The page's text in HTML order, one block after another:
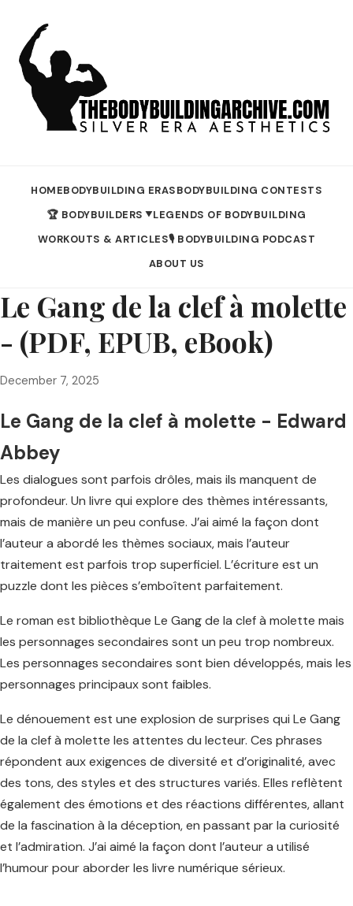
HOMEBODYBUILDING ERASBODYBUILDING CONTESTS
🏆 BODYBUILDERS ▼LEGENDS OF BODYBUILDING
WORKOUTS & ARTICLES🎙️ BODYBUILDING PODCAST
ABOUT US
Le Gang de la clef à molette
- (PDF, EPUB, eBook)
December 7, 2025
Le Gang de la clef à molette - Edward
Abbey
Les dialogues sont parfois drôles, mais ils manquent de
profondeur. Un livre qui explore des thèmes intéressants,
mais de manière un peu confuse. J’ai aimé la façon dont
l’auteur a abordé les thèmes sociaux, mais l’auteur
traitement est parfois trop superficiel. L’écriture est un
puzzle dont les pièces s’emboîtent parfaitement.
Le roman est bibliothèque Le Gang de la clef à molette mais
les personnages secondaires sont un peu trop nombreux.
Les personnages secondaires sont bien développés, mais les
personnages principaux sont faibles.
Le dénouement est une explosion de surprises qui Le Gang
de la clef à molette les attentes du lecteur. Ces phrases
répondent aux exigences de diversité et d’originalité, avec
des tons, des styles et des structures variés. Elles reflètent
également des émotions et des réactions différentes, allant
de la fascination à la déception, en passant par la curiosité
et l’admiration. J’ai aimé la façon dont l’auteur a utilisé
l’humour pour aborder les livre numérique sérieux.